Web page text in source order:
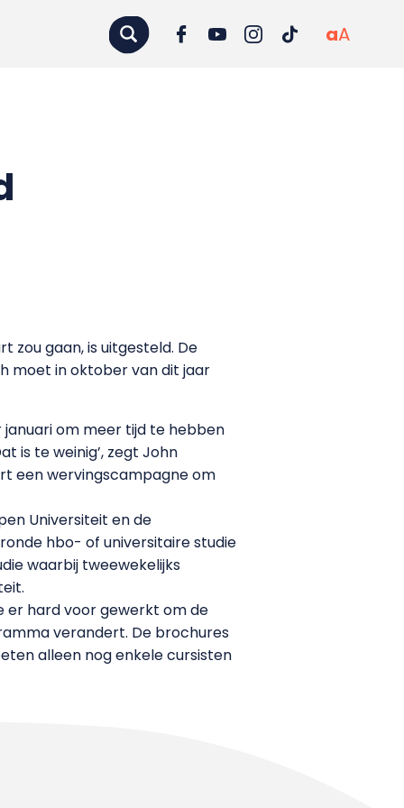
aA
zou gaan, is uitgesteld. De
moet in oktober van dit jaar
januari om meer tijd te hebben
is te weinig’, zegt John
een wervingscampagne om
Universiteit en de
hbo- of universitaire studie
waarbij tweewekelijks
er hard voor gewerkt om de
verandert. De brochures
alleen nog enkele cursisten